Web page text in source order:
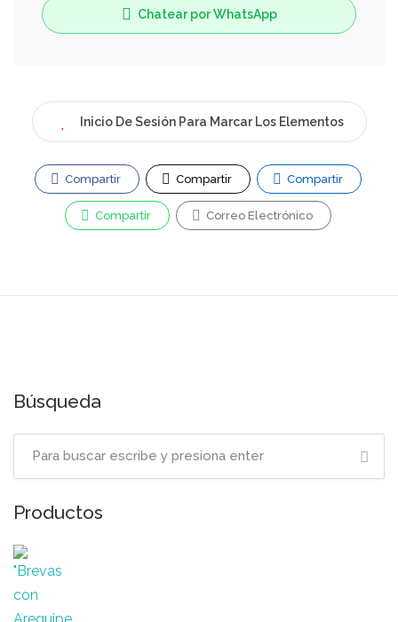
Chatear por WhatsApp
Inicio De Sesión Para Marcar Los Elementos
Compartir Compartir Compartir
Compartir Correo Electrónico
Búsqueda
Productos